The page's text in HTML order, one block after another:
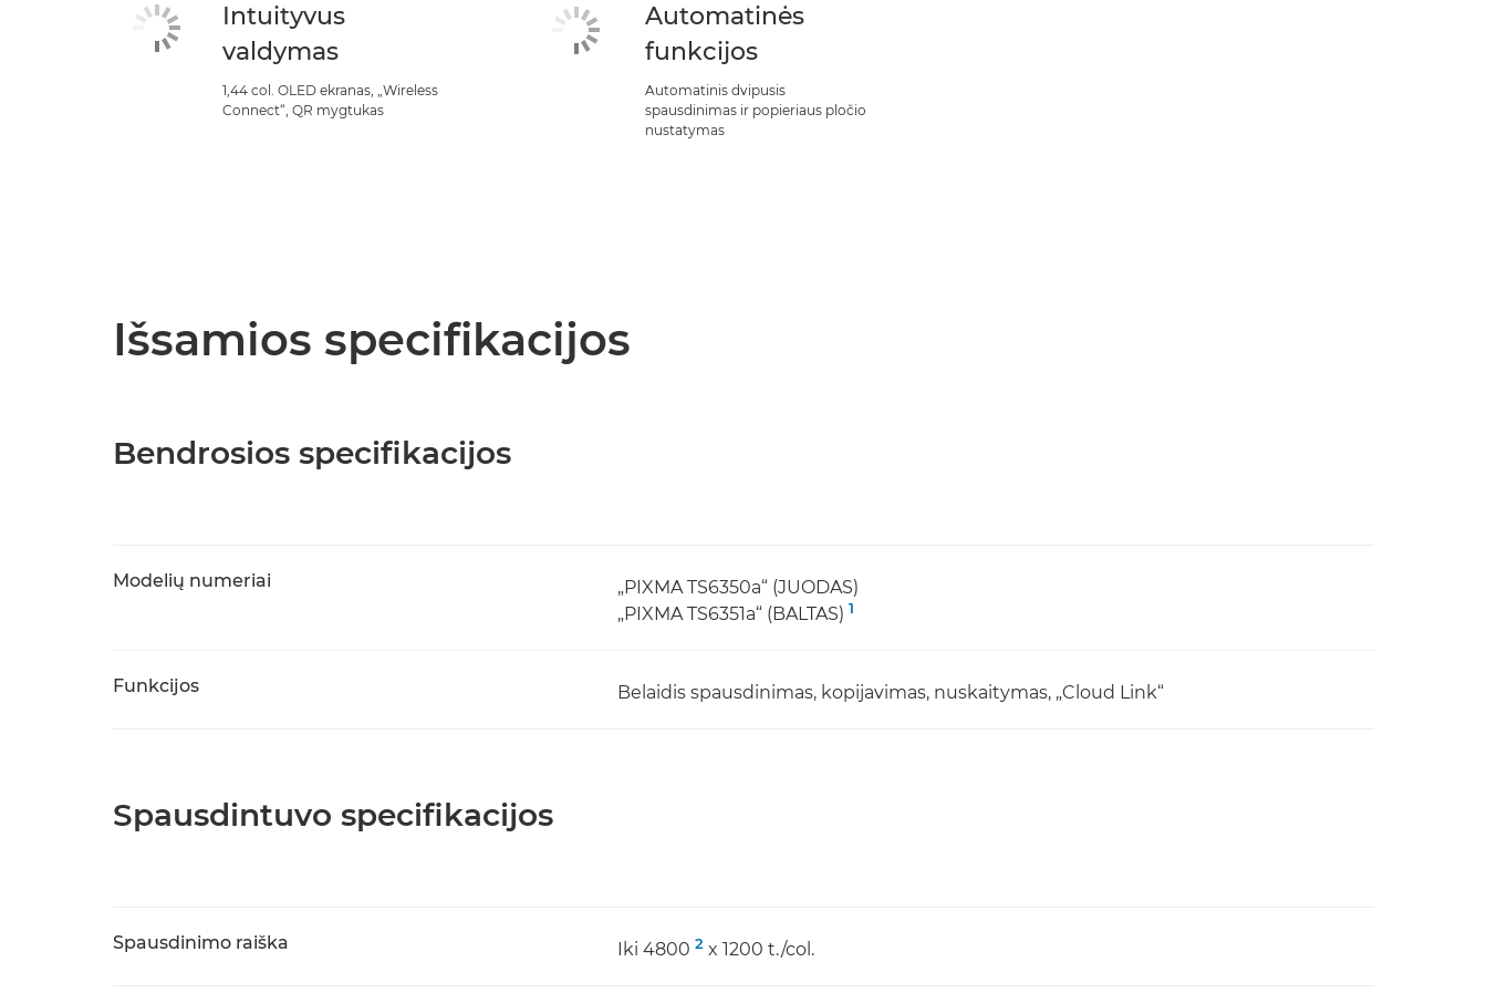
Intuityvus
valdymas
1,44 col. OLED ekranas, „Wireless
Connect“, QR mygtukas
Automatinės
funkcijos
Automatinis dvipusis
spausdinimas ir popieriaus pločio
nustatymas
Išsamios specifikacijos
Bendrosios specifikacijos
Modelių numeriai
„PIXMA TS6350a“ (JUODAS)
„PIXMA TS6351a“ (BALTAS) 1
Funkcijos Belaidis spausdinimas, kopijavimas, nuskaitymas, „Cloud Link“
Spausdintuvo specifikacijos
Spausdinimo raiška Iki 4800 2 x 1200 t./col.